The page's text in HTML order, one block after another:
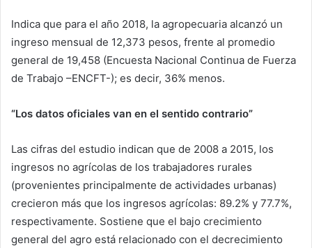
Indica que para el año 2018, la agropecuaria alcanzó un
ingreso mensual de 12,373 pesos, frente al promedio
general de 19,458 (Encuesta Nacional Continua de Fuerza
de Trabajo –ENCFT-); es decir, 36% menos.
“Los datos oficiales van en el sentido contrario”
Las cifras del estudio indican que de 2008 a 2015, los
ingresos no agrícolas de los trabajadores rurales
(provenientes principalmente de actividades urbanas)
crecieron más que los ingresos agrícolas: 89.2% y 77.7%,
respectivamente. Sostiene que el bajo crecimiento
general del agro está relacionado con el decrecimiento